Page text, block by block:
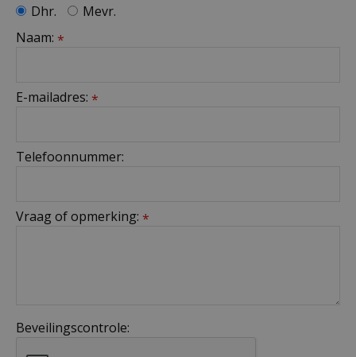
Dhr.
Mevr.
Naam: *
E-mailadres: *
Telefoonnummer:
Vraag of opmerking: *
Beveilingscontrole: